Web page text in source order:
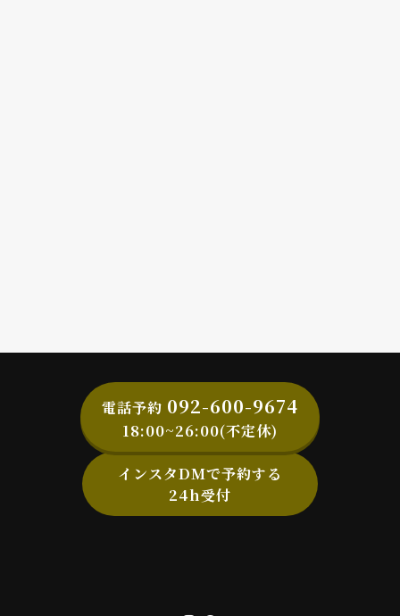
電話予約 092-600-9674
18:00~26:00(不定休)
インスタDMで予約する
24h受付